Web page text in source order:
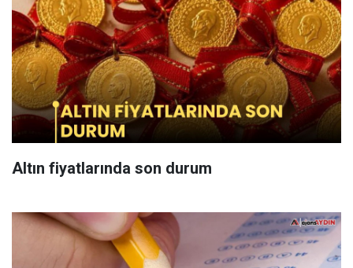
Altın fiyatlarında son durum